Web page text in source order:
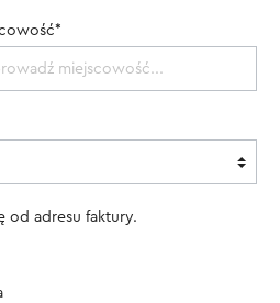
od adresu faktury.